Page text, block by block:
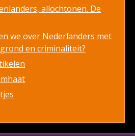
allochtonen. De
we over Nederlanders met
en criminaliteit?